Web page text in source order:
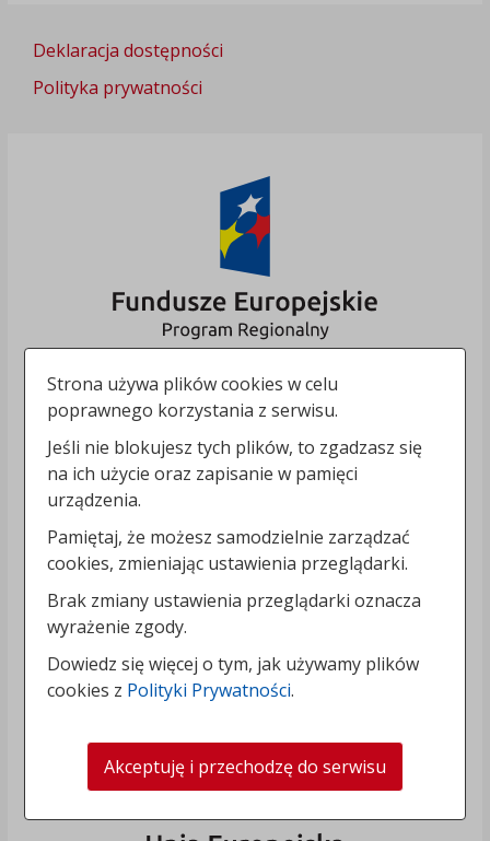
Deklaracja dostępności
Polityka prywatności
Strona używa plików cookies w celu
poprawnego korzystania z serwisu.
Jeśli nie blokujesz tych plików, to zgadzasz się
na ich użycie oraz zapisanie w pamięci
urządzenia.
Pamiętaj, że możesz samodzielnie zarządzać
cookies, zmieniając ustawienia przeglądarki.
Brak zmiany ustawienia przeglądarki oznacza
wyrażenie zgody.
Dowiedz się więcej o tym, jak używamy plików
cookies z Polityki Prywatności.
Akceptuję i przechodzę do serwisu